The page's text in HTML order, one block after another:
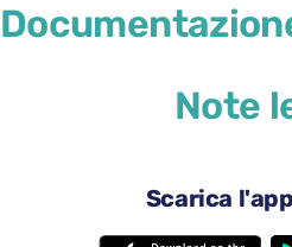
Note
Scarica
4 porte
Telecamera